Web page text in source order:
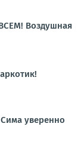
Воздушная
уверенно